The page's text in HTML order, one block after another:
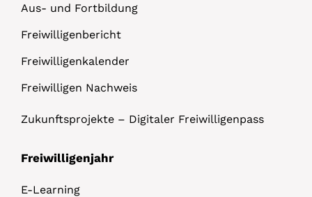
Aus- und Fortbildung
Freiwilligenbericht
Freiwilligenkalender
Freiwilligen Nachweis
Zukunftsprojekte – Digitaler Freiwilligenpass
Freiwilligenjahr
E-Learning